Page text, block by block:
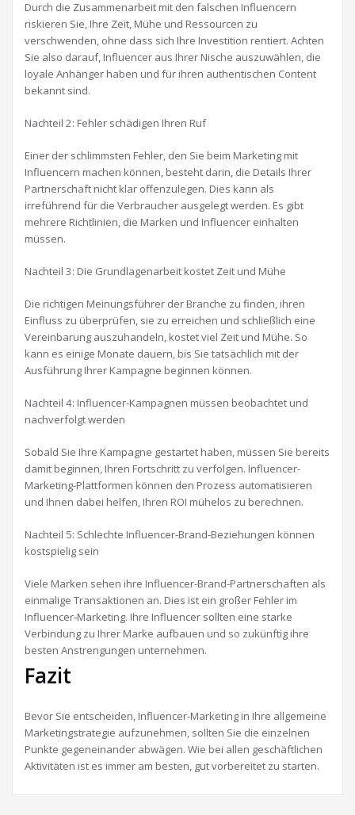
Durch die Zusammenarbeit mit den falschen Influencern
riskieren Sie, Ihre Zeit, Mühe und Ressourcen zu
verschwenden, ohne dass sich Ihre Investition rentiert. Achten
Sie also darauf, Influencer aus Ihrer Nische auszuwählen, die
loyale Anhänger haben und für ihren authentischen Content
bekannt sind.
Nachteil 2: Fehler schädigen Ihren Ruf
Einer der schlimmsten Fehler, den Sie beim Marketing mit
Influencern machen können, besteht darin, die Details Ihrer
Partnerschaft nicht klar offenzulegen. Dies kann als
irreführend für die Verbraucher ausgelegt werden. Es gibt
mehrere Richtlinien, die Marken und Influencer einhalten
müssen.
Nachteil 3: Die Grundlagenarbeit kostet Zeit und Mühe
Die richtigen Meinungsführer der Branche zu finden, ihren
Einfluss zu überprüfen, sie zu erreichen und schließlich eine
Vereinbarung auszuhandeln, kostet viel Zeit und Mühe. So
kann es einige Monate dauern, bis Sie tatsächlich mit der
Ausführung Ihrer Kampagne beginnen können.
Nachteil 4: Influencer-Kampagnen müssen beobachtet und
nachverfolgt werden
Sobald Sie Ihre Kampagne gestartet haben, müssen Sie bereits
damit beginnen, Ihren Fortschritt zu verfolgen. Influencer-
Marketing-Plattformen können den Prozess automatisieren
und Ihnen dabei helfen, Ihren ROI mühelos zu berechnen.
Nachteil 5: Schlechte Influencer-Brand-Beziehungen können
kostspielig sein
Viele Marken sehen ihre Influencer-Brand-Partnerschaften als
einmalige Transaktionen an. Dies ist ein großer Fehler im
Influencer-Marketing. Ihre Influencer sollten eine starke
Verbindung zu Ihrer Marke aufbauen und so zukünftig ihre
besten Anstrengungen unternehmen.
Fazit
Bevor Sie entscheiden, Influencer-Marketing in Ihre allgemeine
Marketingstrategie aufzunehmen, sollten Sie die einzelnen
Punkte gegeneinander abwägen. Wie bei allen geschäftlichen
Aktivitäten ist es immer am besten, gut vorbereitet zu starten.